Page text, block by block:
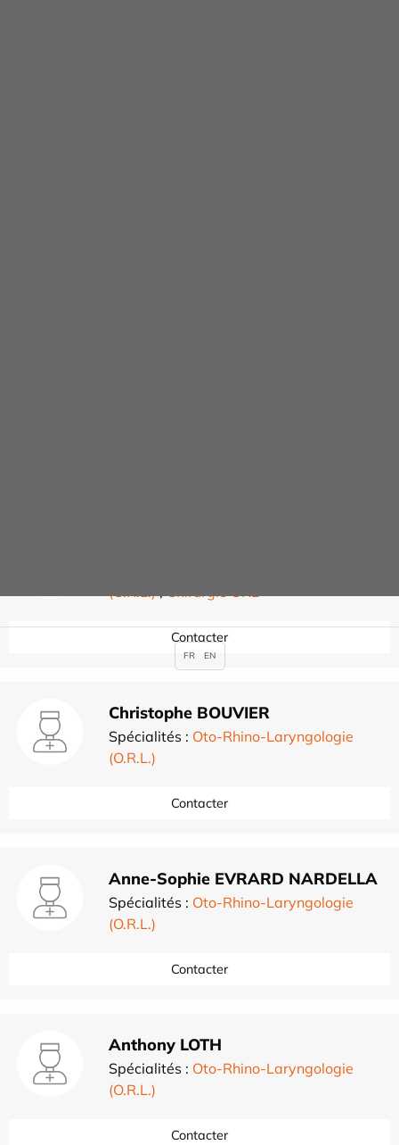
(O.R.L.),Chirurgie ORL
Contacter
Christophe BOUVIER
Spécialités : Oto-Rhino-Laryngologie
(O.R.L.)
Contacter
Anne-Sophie EVRARD NARDELLA
Spécialités : Oto-Rhino-Laryngologie
(O.R.L.)
Contacter
Anthony LOTH
Spécialités : Oto-Rhino-Laryngologie
(O.R.L.)
Contacter
FR EN